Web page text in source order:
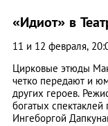
«Идиот» в
11 и 12 февраля,
Цирковые этюды
четко передают и
других героев.
богатых
Ингеборгой